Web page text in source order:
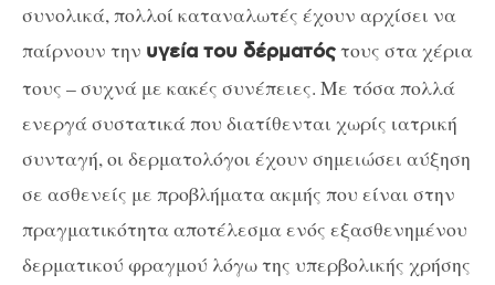
συνολικά, πολλοί καταναλωτές έχουν αρχίσει να
παίρνουν την υγεία του δέρματόςτους στα χέρια
τους – συχνά με κακές συνέπειες. Με τόσα πολλά
ενεργά συστατικά που διατίθενται χωρίς ιατρική
συνταγή, οι δερματολόγοι έχουν σημειώσει αύξηση
σε ασθενείς με προβλήματα ακμής που είναι στην
πραγματικότητα αποτέλεσμα ενός εξασθενημένου
δερματικού φραγμού λόγω της υπερβολικής χρήσης